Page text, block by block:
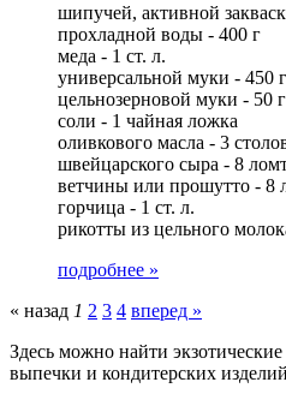
шипучей, активной
прохладной воды - 400 г
меда - 1 ст. л.
универсальной муки - 450 г
цельнозерновой муки - 50 г
соли - 1 чайная ложка
оливкового масла - 3
швейцарского сыра - 8
ветчины или прошутто - 8
горчица - 1 ст. л.
рикотты из цельного
подробнее »
« назад 1 2 3 4 вперед »
Здесь можно найти
выпечки и кондитерских